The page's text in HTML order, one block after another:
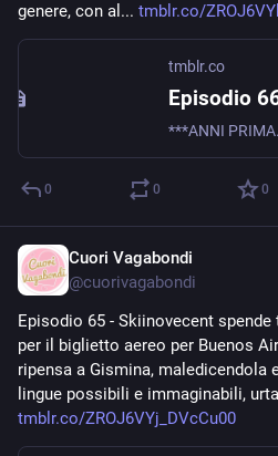
genere, con al... tmblr.co/
tmblr.co
Episodio
0 0 0
Cuori Vagabondi
@cuorivagabondi
Episodio 65 - Skiinovecent spende
per il biglietto aereo per Buenos
ripensa a Gismina, maledicendola
lingue possibili e immaginabili,
tmblr.co/ZROJ6VYj_DVcCu00